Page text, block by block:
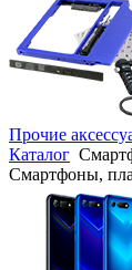
Прочие
Каталог
Смартфоны,